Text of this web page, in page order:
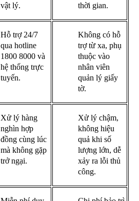
vật lý.
thời gian.
Hỗ trợ 24/7
qua hotline
1800 8000 và
hệ thống trực
tuyến.
Không có hỗ
trợ từ xa, phụ
thuộc vào
nhân viên
quản lý giấy
tờ.
Xử lý hàng
nghìn hợp
đồng cùng lúc
mà không gặp
trở ngại.
Xử lý chậm,
không hiệu
quả khi số
lượng lớn, dễ
xảy ra lỗi thủ
công.